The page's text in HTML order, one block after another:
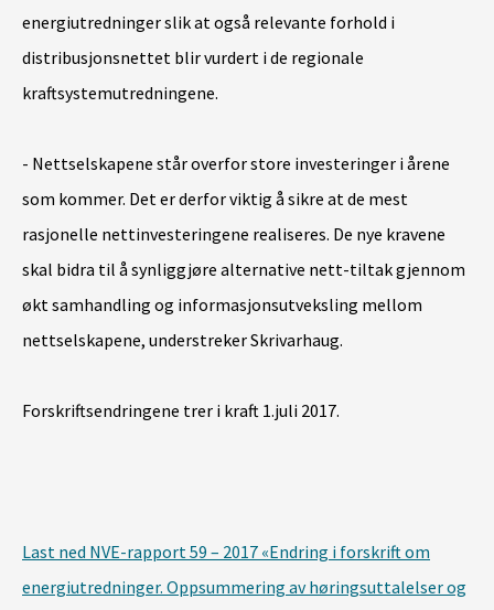
energiutredninger slik at også relevante forhold i
distribusjonsnettet blir vurdert i de regionale
kraftsystemutredningene.
- Nettselskapene står overfor store investeringer i årene
som kommer. Det er derfor viktig å sikre at de mest
rasjonelle nettinvesteringene realiseres. De nye kravene
skal bidra til å synliggjøre alternative nett-tiltak gjennom
økt samhandling og informasjonsutveksling mellom
nettselskapene, understreker Skrivarhaug.
Forskriftsendringene trer i kraft 1.juli 2017.
Last ned NVE-rapport 59 – 2017 «Endring i forskrift om
energiutredninger. Oppsummering av høringsuttalelser og